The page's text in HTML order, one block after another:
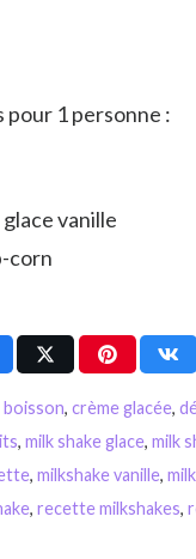
1 personne :
vanille
corn
boisson, crème glacée,
, milk shake glace, milk
, milkshake vanille,
, recette milkshakes,